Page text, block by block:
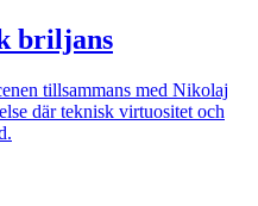
briljans
tillsammans med Nikolaj
där teknisk virtuositet och